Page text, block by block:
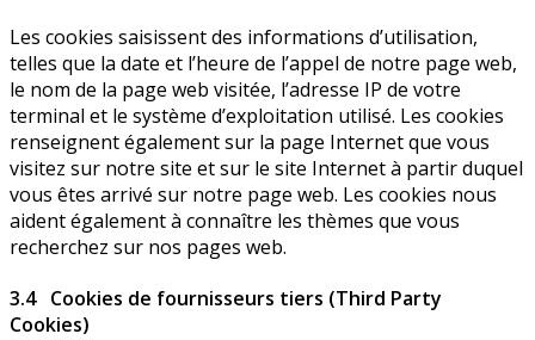
Les cookies saisissent des informations d’utilisation,
telles que la date et l’heure de l’appel de notre page web,
le nom de la page web visitée, l’adresse IP de votre
terminal et le système d’exploitation utilisé. Les cookies
renseignent également sur la page Internet que vous
visitez sur notre site et sur le site Internet à partir duquel
vous êtes arrivé sur notre page web. Les cookies nous
aident également à connaître les thèmes que vous
recherchez sur nos pages web.
3.4 Cookies de fournisseurs tiers (Third Party
Cookies)